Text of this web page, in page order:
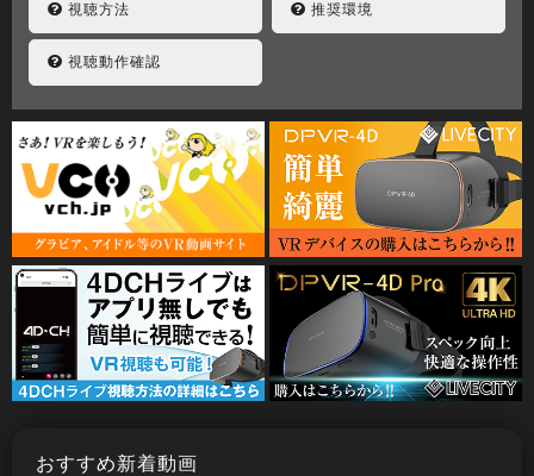
視聴方法 推奨環境
視聴動作確認
おすすめ新着動画